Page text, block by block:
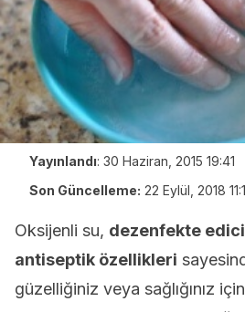
Yayınlandı: 30 Haziran, 2015 19:41
Son Güncelleme: 22 Eylül, 2018
Oksijenli su, dezenfekte
antiseptik özellikleri
güzelliğiniz veya sağlığınız